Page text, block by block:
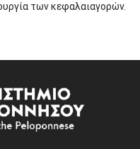
των κεφαλαιαγορών.